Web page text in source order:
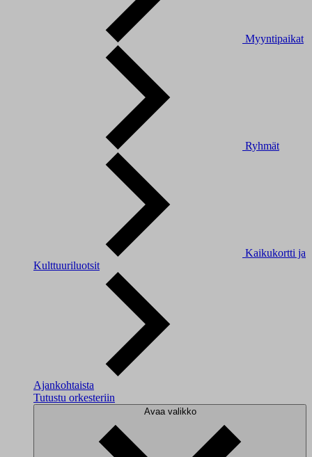
Myyntipaikat
Ryhmät
Kaikukortti ja
Kulttuuriluotsit
Ajankohtaista
Tutustu orkesteriin
Avaa valikko